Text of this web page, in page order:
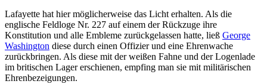
Lafayette hat hier möglicherweise das Licht erhalten. Als die
englische Feldloge Nr. 227 auf einem der Rückzuge ihre
Konstitution und alle Embleme zurückgelassen hatte, ließ George
Washington diese durch einen Offizier und eine Ehrenwache
zurückbringen. Als diese mit der weißen Fahne und der Logenlade
im britischen Lager erschienen, empfing man sie mit militärischen
Ehrenbezeigungen.